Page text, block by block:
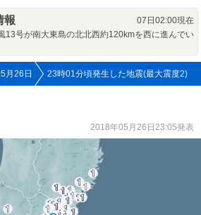
報
07日02:00現在
13号が南大東島の北北西約120kmを西に進んでい
月26日 23時01分頃発生した地震(最大震度2)
2018年05月26日23:05発表